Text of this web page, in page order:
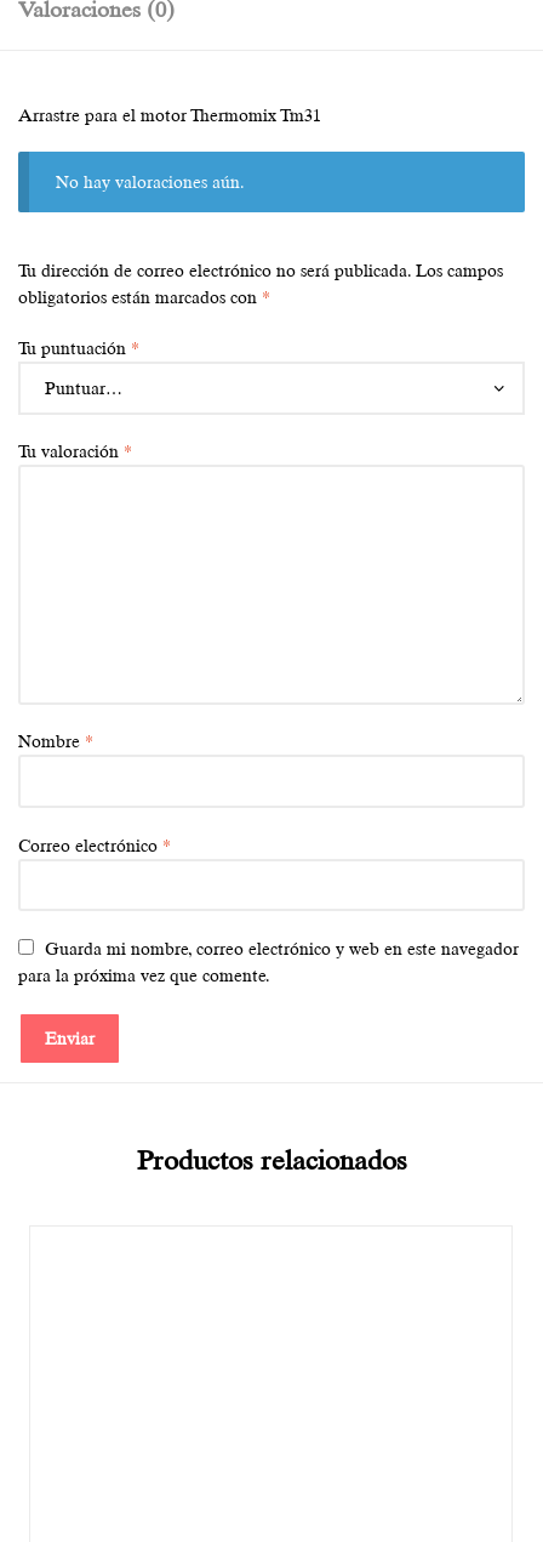
Valoraciones (0)
Arrastre para el motor Thermomix Tm31
No hay valoraciones aún.
Tu dirección de correo electrónico no será publicada. Los campos
obligatorios están marcados con *
Tu puntuación *
Tu valoración *
Nombre *
Correo electrónico *
Guarda mi nombre, correo electrónico y web en este navegador
para la próxima vez que comente.
Productos relacionados